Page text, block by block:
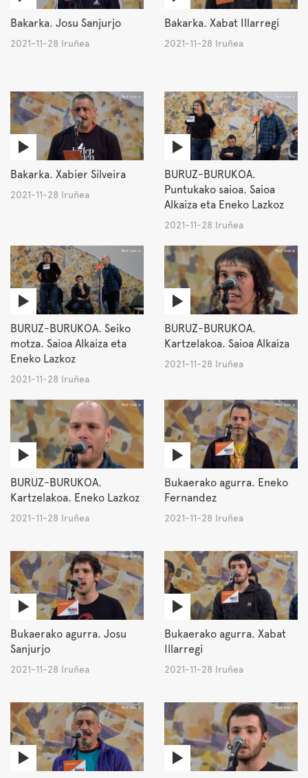
Bakarka. Josu Sanjurjo
2021-11-28 Iruñea
Bakarka. Xabat Illarregi
2021-11-28 Iruñea
Bakarka. Xabier Silveira
2021-11-28 Iruñea
BURUZ-BURUKOA.
Puntukako saioa. Saioa
Alkaiza eta Eneko Lazkoz
2021-11-28 Iruñea
BURUZ-BURUKOA. Seiko
motza. Saioa Alkaiza eta
Eneko Lazkoz
2021-11-28 Iruñea
BURUZ-BURUKOA.
Kartzelakoa. Saioa Alkaiza
2021-11-28 Iruñea
BURUZ-BURUKOA.
Kartzelakoa. Eneko Lazkoz
2021-11-28 Iruñea
Bukaerako agurra. Eneko
Fernandez
2021-11-28 Iruñea
Bukaerako agurra. Josu
Sanjurjo
2021-11-28 Iruñea
Bukaerako agurra. Xabat
Illarregi
2021-11-28 Iruñea